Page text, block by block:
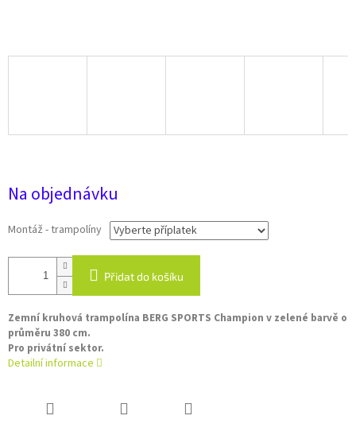
Na objednávku
Montáž - trampolíny
Přidat do košíku
Zemní kruhová trampolína BERG SPORTS Champion v zelené barvě o
průměru 380 cm.
Pro privátní sektor.
Detailní informace